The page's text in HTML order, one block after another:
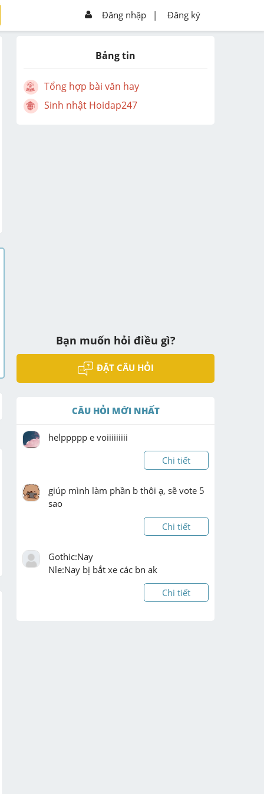
Đăng nhập | Đăng ký
Bảng tin
Tổng hợp bài văn hay
Sinh nhật Hoidap247
Bạn muốn hỏi điều gì?
ĐẶT CÂU HỎI
CÂU HỎI MỚI NHẤT
helppppp e voiiiiiiiii
Chi tiết
giúp mình làm phần b thôi ạ, sẽ vote 5
sao
Chi tiết
Gothic:Nay
Nle:Nay bị bắt xe các bn ak
Chi tiết